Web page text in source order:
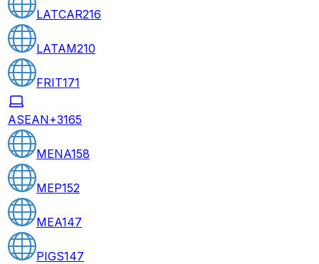
LATCAR216
LATAM210
FRIT171
ASEAN+3165
MENA158
MEP152
MEA147
PIGS147